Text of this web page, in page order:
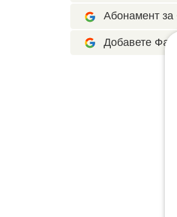
Абонамент
Добавете